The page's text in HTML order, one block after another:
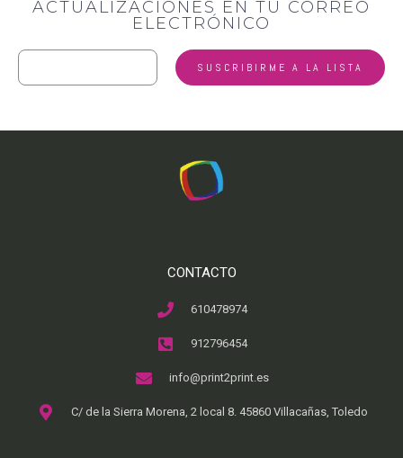
ACTUALIZACIONES EN TU CORREO
ELECTRÓNICO
CONTACTO
610478974
912796454
info@print2print.es
C/ de la Sierra Morena, 2 local 8. 45860 Villacañas, Toledo